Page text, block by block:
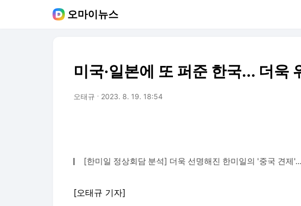
오마이뉴스
미국·일본에 또 퍼준 한국... 더욱
오태규 2023. 8. 19. 18:54
[한미일 정상회담 분석] 더욱 선명해진 한미일의 '중국 견제
[오태규 기자]